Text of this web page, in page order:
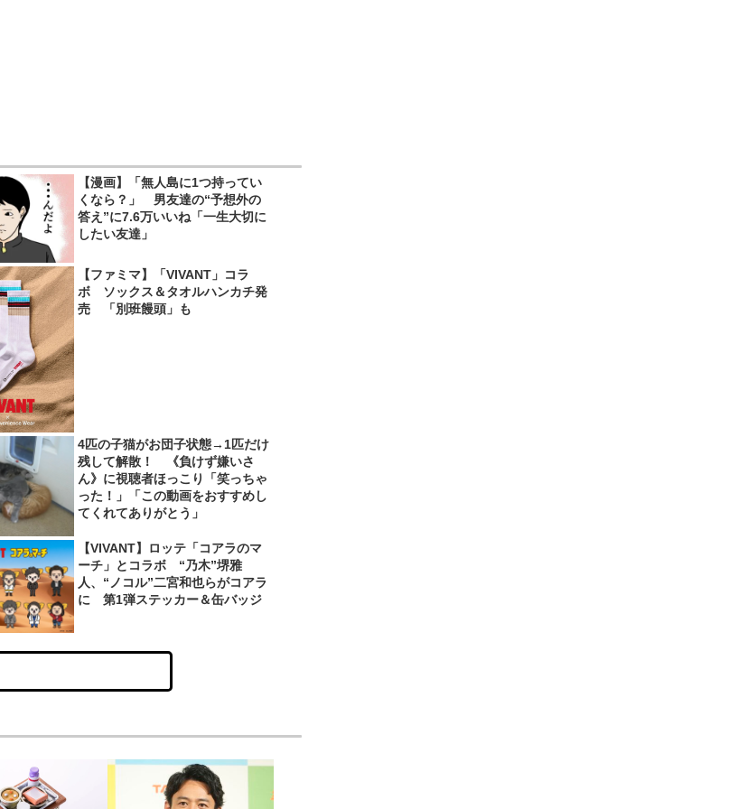
【漫画】「無人島に1つ持ってい
くなら？」 男友達の“予想外の
答え”に7.6万いいね「一生大切に
したい友達」
【ファミマ】「VIVANT」コラ
ボ ソックス＆タオルハンカチ発
売 「別班饅頭」も
4匹の子猫がお団子状態→1匹だけ
残して解散！ 《負けず嫌いさ
ん》に視聴者ほっこり「笑っちゃ
った！」「この動画をおすすめし
てくれてありがとう」
【VIVANT】ロッテ「コアラのマ
ーチ」とコラボ “乃木”堺雅
人、“ノコル”二宮和也らがコアラ
に 第1弾ステッカー＆缶バッジ